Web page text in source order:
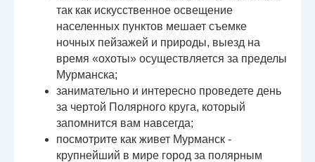
так как искусственное освещение
населенных пунктов мешает съемке
ночных пейзажей и природы, выезд на
время «охоты» осуществляется за пределы
Мурманска;
занимательно и интересно проведете день
за чертой Полярного круга, который
запомнится вам навсегда;
посмотрите как живет Мурманск -
крупнейший в мире город за полярным